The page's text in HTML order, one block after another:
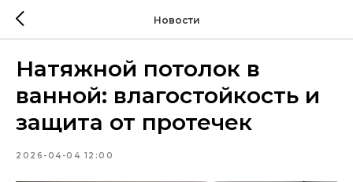
Новости
Натяжной потолок в
ванной: влагостойкость и
защита от протечек
2026-04-04 12:00